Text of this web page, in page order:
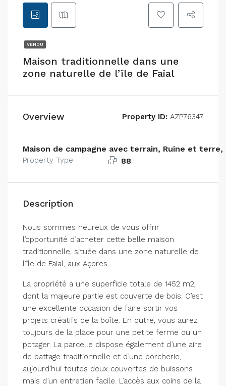
VENDU
Maison traditionnelle dans une
zone naturelle de l’île de Faial
Overview Property ID: AZP76347
Maison de campagne avec terrain, Ruine et
Property Type 88
Description
Nous sommes heureux de vous offrir
l’opportunité d’acheter cette belle maison
traditionnelle, située dans une zone naturelle de
l’île de Faial, aux Açores.
La propriété a une superficie totale de 1452 m2,
dont la majeure partie est couverte de bois. C’est
une excellente occasion de faire sortir vos
projets créatifs de la boîte. En outre, vous aurez
toujours de la place pour une petite ferme ou un
potager. La parcelle dispose également d’une aire
de battage traditionnelle et d’une porcherie,
aujourd’hui toutes deux couvertes de buissons
mais d’un entretien facile. L’accès aux coins de la